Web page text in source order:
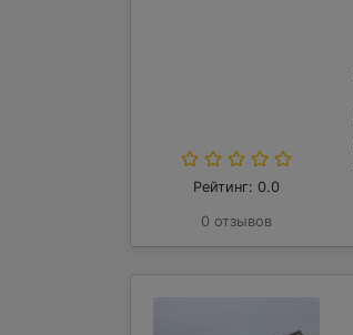
Рейтинг: 0.0
0 отзывов